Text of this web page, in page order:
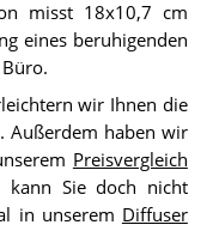
misst 18x10,7 cm
eines beruhigenden
wir Ihnen die
Außerdem haben wir
Preisvergleich
kann Sie doch nicht
in unserem Diffuser